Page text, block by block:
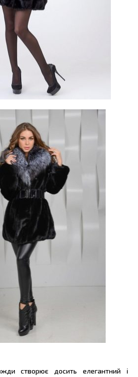
створює досить елегантний і